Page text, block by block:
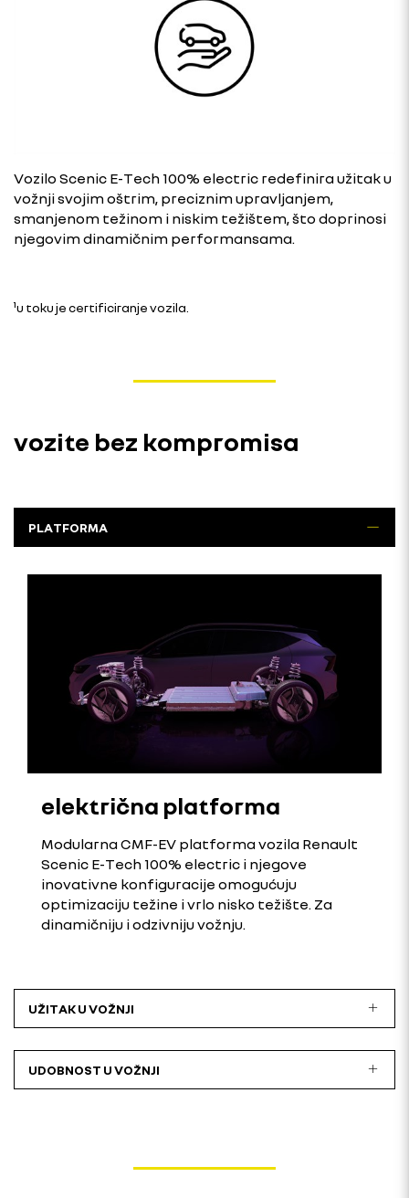
Vozilo Scenic E-Tech 100% electric redefinira užitak u
vožnji svojim oštrim, preciznim upravljanjem,
smanjenom težinom i niskim težištem, što doprinosi
njegovim dinamičnim performansama.
¹u toku je certificiranje vozila.
vozite bez kompromisa
PLATFORMA
električna platforma
Modularna CMF-EV platforma vozila Renault
Scenic E-Tech 100% electric i njegove
inovativne konfiguracije omogućuju
optimizaciju težine i vrlo nisko težište. Za
dinamičniju i odzivniju vožnju.
UŽITAK U VOŽNJI
UDOBNOST U VOŽNJI